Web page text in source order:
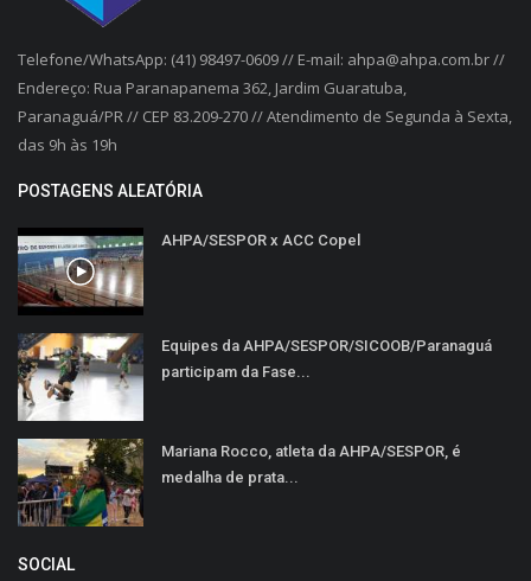
Telefone/WhatsApp: (41) 98497-0609 // E-mail: ahpa@ahpa.com.br //
Endereço: Rua Paranapanema 362, Jardim Guaratuba,
Paranaguá/PR // CEP 83.209-270 // Atendimento de Segunda à Sexta,
das 9h às 19h
POSTAGENS ALEATÓRIA
AHPA/SESPOR x ACC Copel
Equipes da AHPA/SESPOR/SICOOB/Paranaguá
participam da Fase...
Mariana Rocco, atleta da AHPA/SESPOR, é
medalha de prata...
SOCIAL